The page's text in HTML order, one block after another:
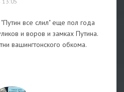
все слил" еще пол года
и воров и замках Путина.
вашингтонского обкома.